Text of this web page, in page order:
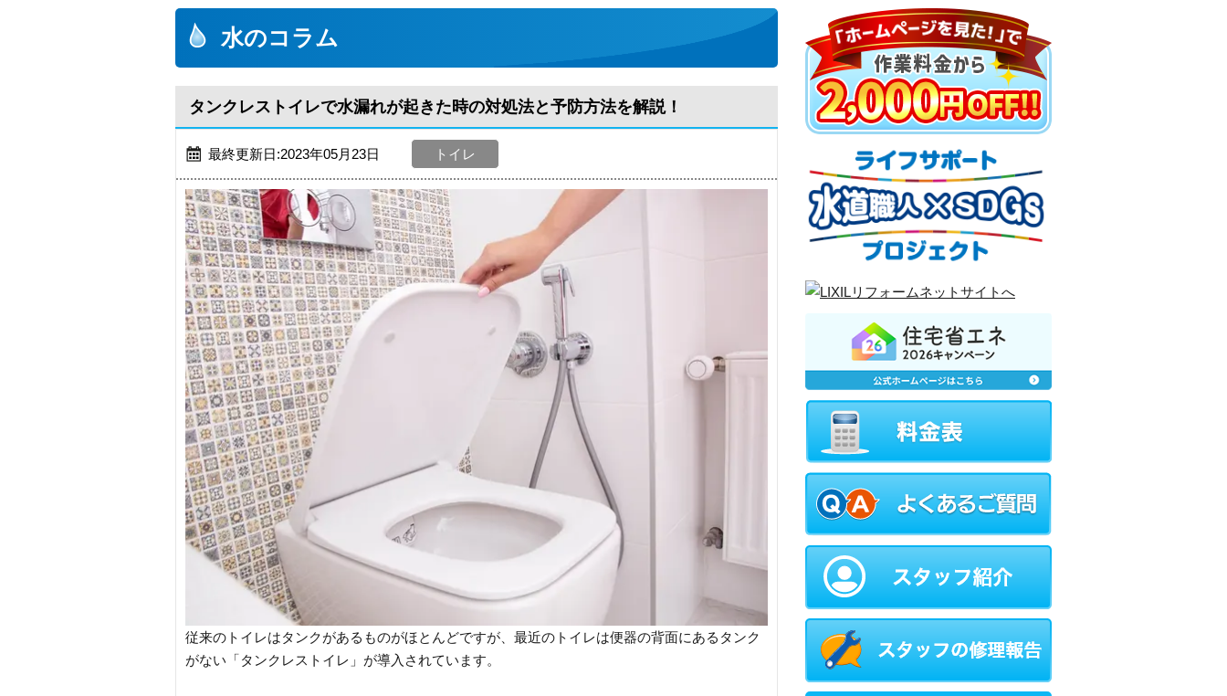
水のコラム
タンクレストイレで水漏れが起きた時の対処法と予防方法を解説！
最終更新日:2023年05月23日 トイレ
従来のトイレはタンクがあるものがほとんどですが、最近のトイレは便器の背面にあるタンク
がない「タンクレストイレ」が導入されています。